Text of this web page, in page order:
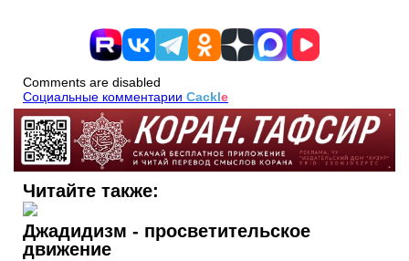
Comments are disabled
Социальные комментарии Cackle
Читайте также:
Джадидизм - просветительское
движение